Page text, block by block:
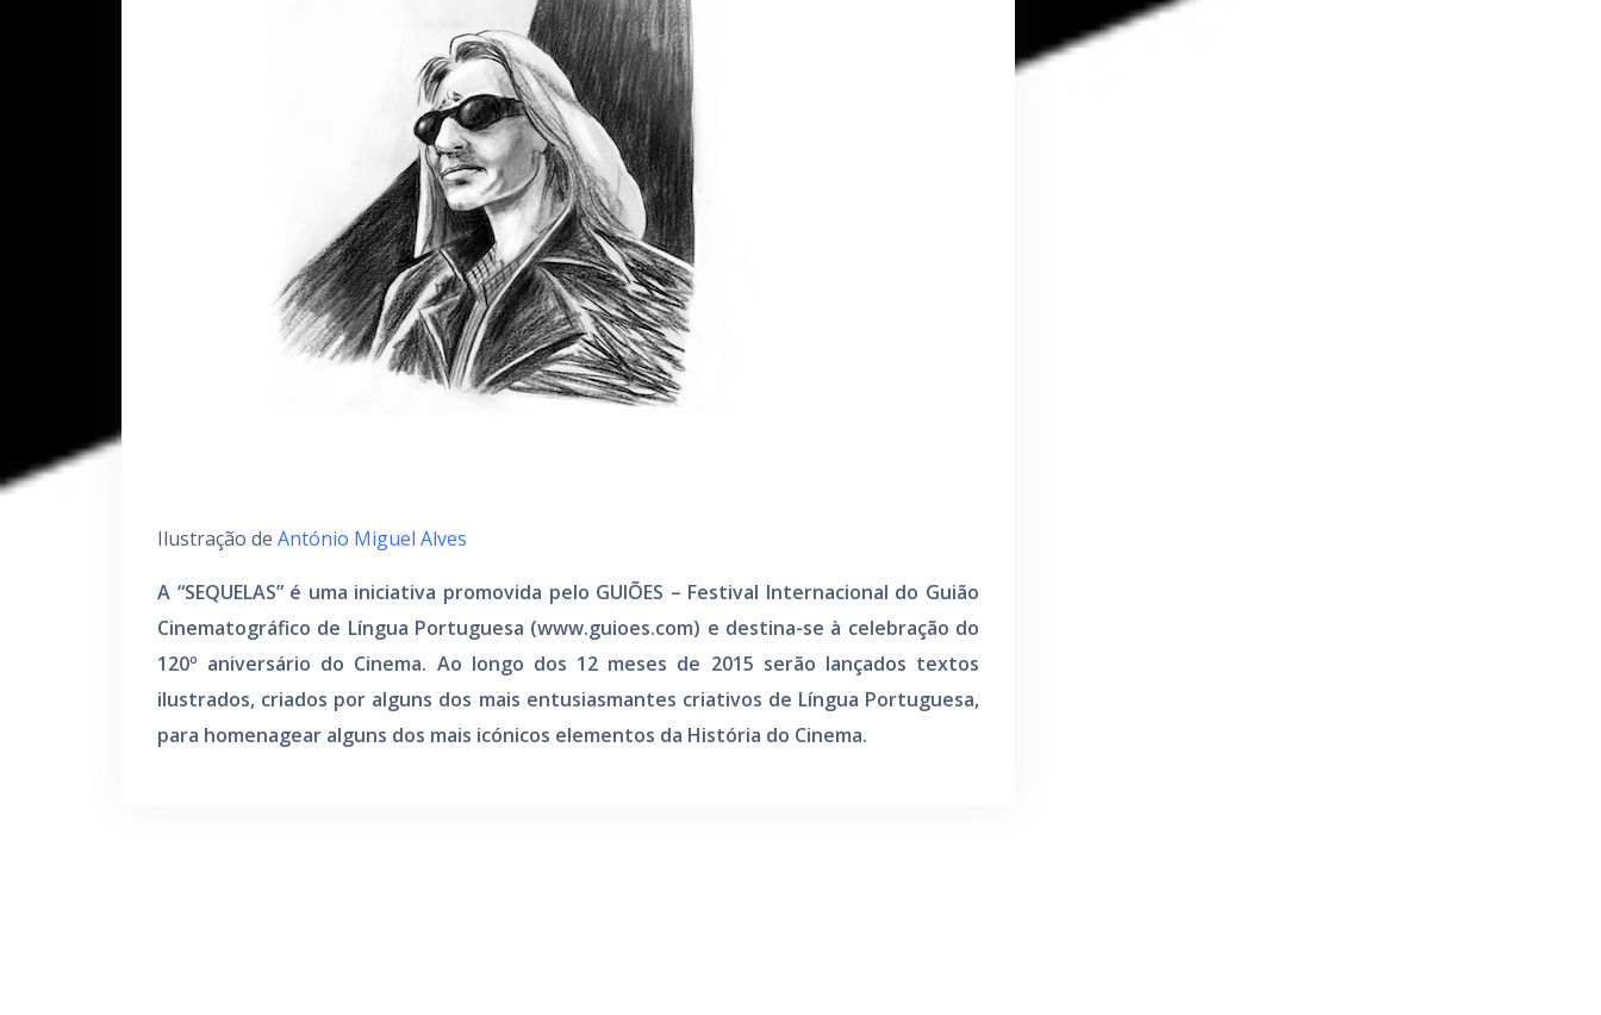
Ilustração de António Miguel Alves
A “SEQUELAS” é uma iniciativa promovida pelo GUIÕES – Festival Internacional do Guião
Cinematográfico de Língua Portuguesa (www.guioes.com) e destina-se à celebração do
120º aniversário do Cinema. Ao longo dos 12 meses de 2015 serão lançados textos
ilustrados, criados por alguns dos mais entusiasmantes criativos de Língua Portuguesa,
para homenagear alguns dos mais icónicos elementos da História do Cinema.